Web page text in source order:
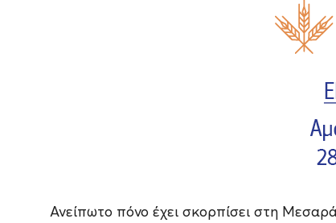
Ανείπωτο πόνο έχει σκορπίσει στη